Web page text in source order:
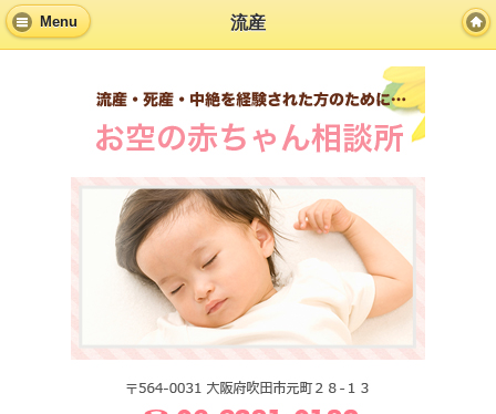
Menu 流産